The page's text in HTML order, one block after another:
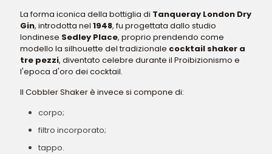
La forma iconica della bottiglia di Tanqueray London Dry
Gin, introdotta nel 1948, fu progettata dallo studio
londinese Sedley Place, proprio prendendo come
modello la silhouette del tradizionale cocktail shaker a
tre pezzi, diventato celebre durante il Proibizionismo e
l'epoca d'oro dei cocktail.
Il Cobbler Shaker è invece si compone di:
corpo;
filtro incorporato;
tappo.